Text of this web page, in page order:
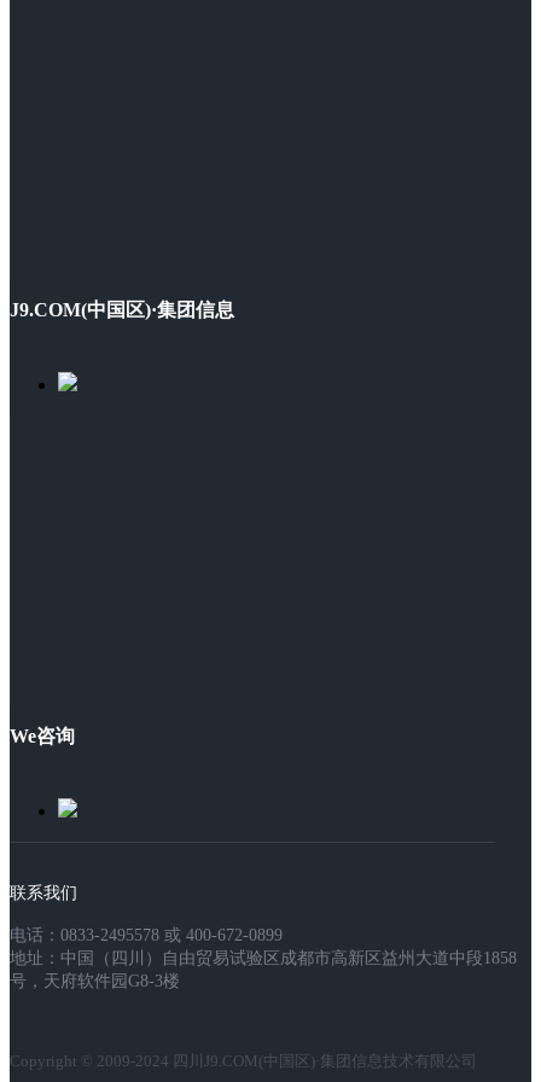
J9.COM(中国区)·集团信息
We咨询
联系我们
电话：0833-2495578 或 400-672-0899
地址：中国（四川）自由贸易试验区成都市高新区益州大道中段1858
号，天府软件园G8-3楼
Copyright © 2009-2024 四川J9.COM(中国区)·集团信息技术有限公司